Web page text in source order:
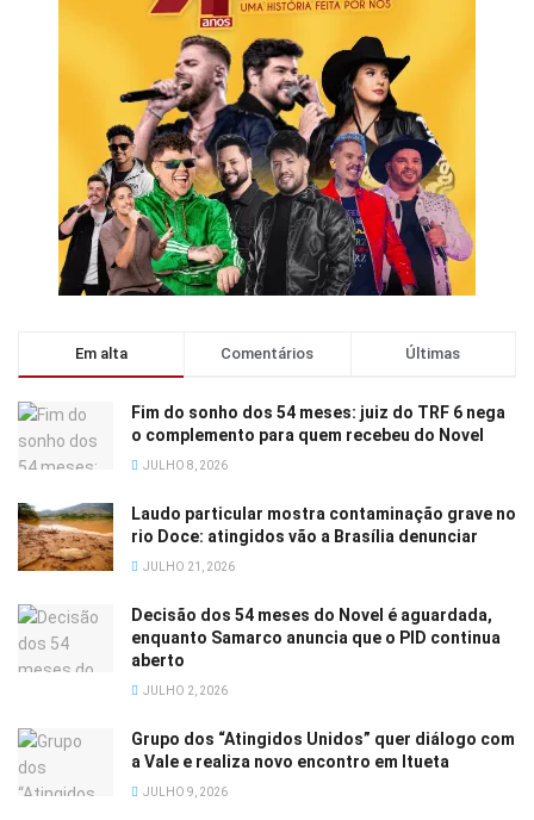
Em alta Comentários Últimas
Fim do sonho dos 54 meses: juiz do TRF 6 nega
o complemento para quem recebeu do Novel
JULHO 8, 2026
Laudo particular mostra contaminação grave no
rio Doce: atingidos vão a Brasília denunciar
JULHO 21, 2026
Decisão dos 54 meses do Novel é aguardada,
enquanto Samarco anuncia que o PID continua
aberto
JULHO 2, 2026
Grupo dos “Atingidos Unidos” quer diálogo com
a Vale e realiza novo encontro em Itueta
JULHO 9, 2026